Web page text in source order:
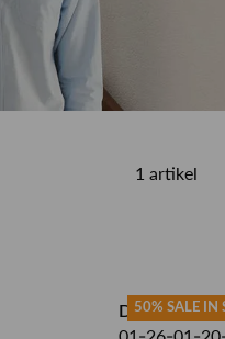
1 artikel
50% SALE IN
DENHAM